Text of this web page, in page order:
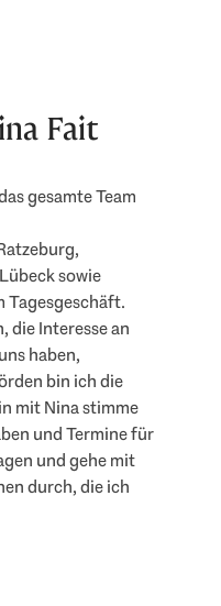
Fait
gesamte Team
sowie
Tagesgeschäft.
die Interesse an
haben,
bin ich die
mit Nina stimme
und Termine für
und gehe mit
durch, die ich